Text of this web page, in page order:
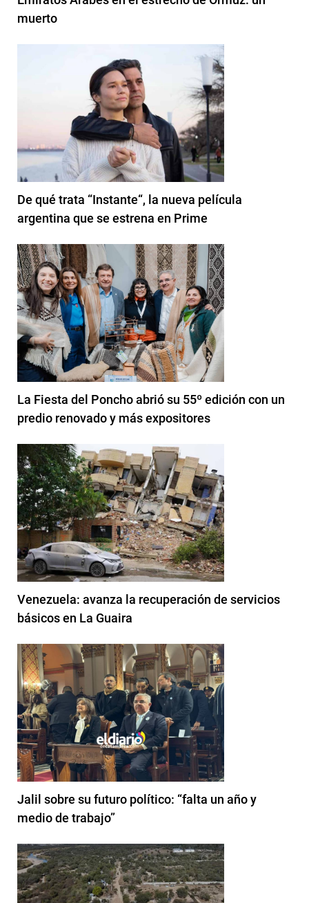
muerto
De qué trata “Instante“, la nueva película
argentina que se estrena en Prime
La Fiesta del Poncho abrió su 55º edición con un
predio renovado y más expositores
Venezuela: avanza la recuperación de servicios
básicos en La Guaira
Jalil sobre su futuro político: “falta un año y
medio de trabajo”